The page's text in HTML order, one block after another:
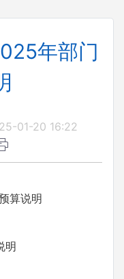
年部门
01-20 16:22
算说明
明